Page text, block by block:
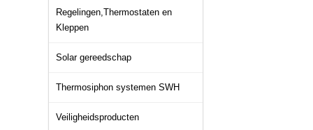
Regelingen,Thermostaten en
Kleppen
Solar gereedschap
Thermosiphon systemen SWH
Veiligheidsproducten